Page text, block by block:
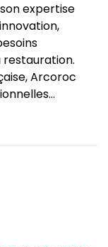
expertise
restauration.
Arcoroc